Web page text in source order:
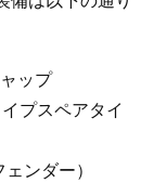
ップ
プスペアタイ
ンダー）